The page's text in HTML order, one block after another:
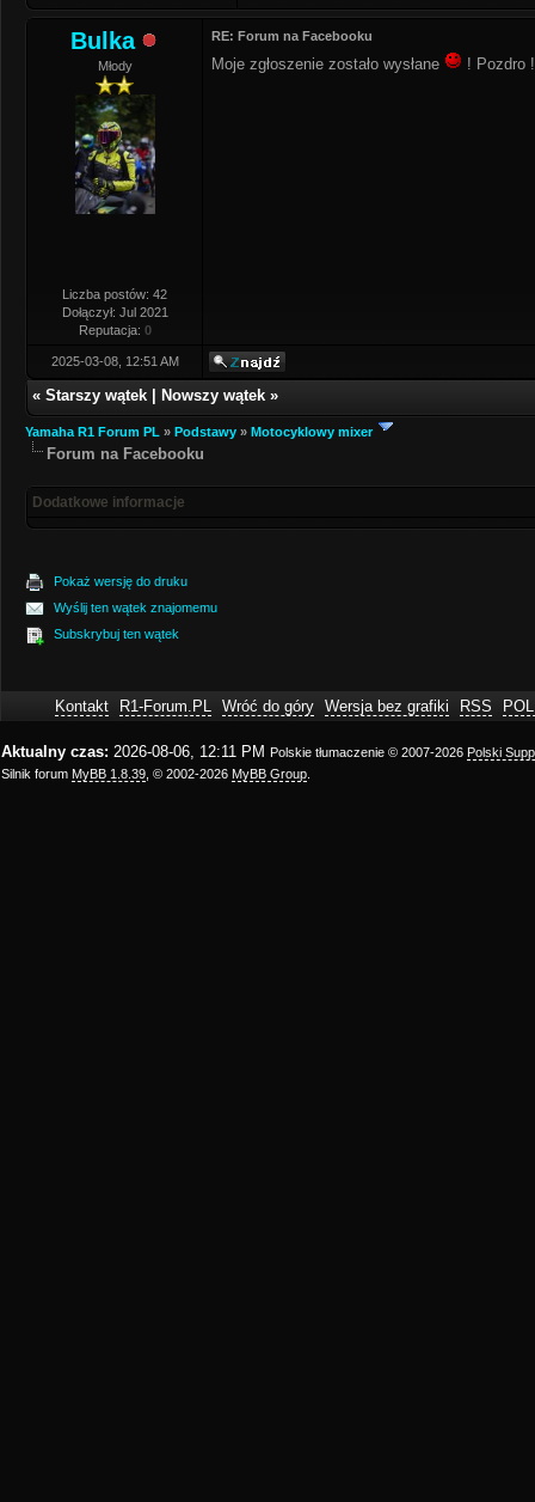
Bulka
Młody
Liczba postów: 42
Dołączył: Jul 2021
Reputacja: 0
RE: Forum na Facebooku
Moje zgłoszenie zostało wysłane ! Pozdro !
2025-03-08, 12:51 AM
« Starszy wątek Nowszy wątek »
Yamaha R1 Forum PL » Podstawy » Motocyklowy mixer
Forum na Facebooku
Dodatkowe informacje
Pokaż wersję do druku
Wyślij ten wątek znajomemu
Subskrybuj ten wątek
Kontakt R1-Forum.PL Wróć do góry Wersja bez grafiki RSS
Aktualny czas: 2026-08-06, 12:11 PM Polskie tłumaczenie © 2007-2026 Polski
Silnik forum MyBB 1.8.39 , © 2002-2026 MyBB Group